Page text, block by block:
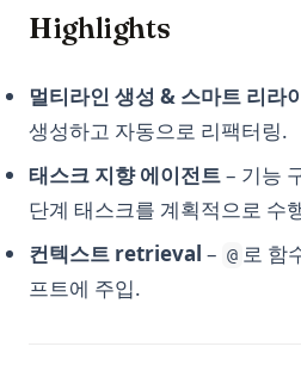
SuperAGI: 자율 AI 에이전트의 힘을
ChatGPT in an Hour?
The Truth About ChatGPT and
Need to Know
Top 10 Open Source ChatGPT
Them
Top 11 Auto GPT Examples that
Understanding the 'Too Many
팬더스 get_dummies 기능의 효과적
Python Switch Case: How to
in Python
Examples)
Python Switch Case: match-case 문
Python Threading: Complete
Examples
Python Threading: 예제를 통한 멀
Python Timer 함수 및 스탑워치 사용
Highlights
멀티라인 생성 & 스마트 리라
생성하고 자동으로 리팩터링.
태스크 지향 에이전트– 기능
단계 태스크를 계획적으로 수
컨텍스트 retrieval – @ 로 함
프트에 주입.